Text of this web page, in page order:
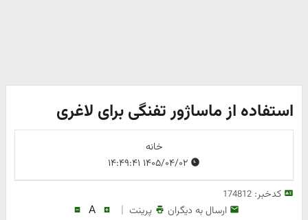
استفاده از ماساژور تفنگی برای لاغری
خانه
۱۴۰۵/۰۴/۰۲ ۱۴:۴۹:۴۱
کدخبر:174812
ارسال به دیگران پرینت |
A